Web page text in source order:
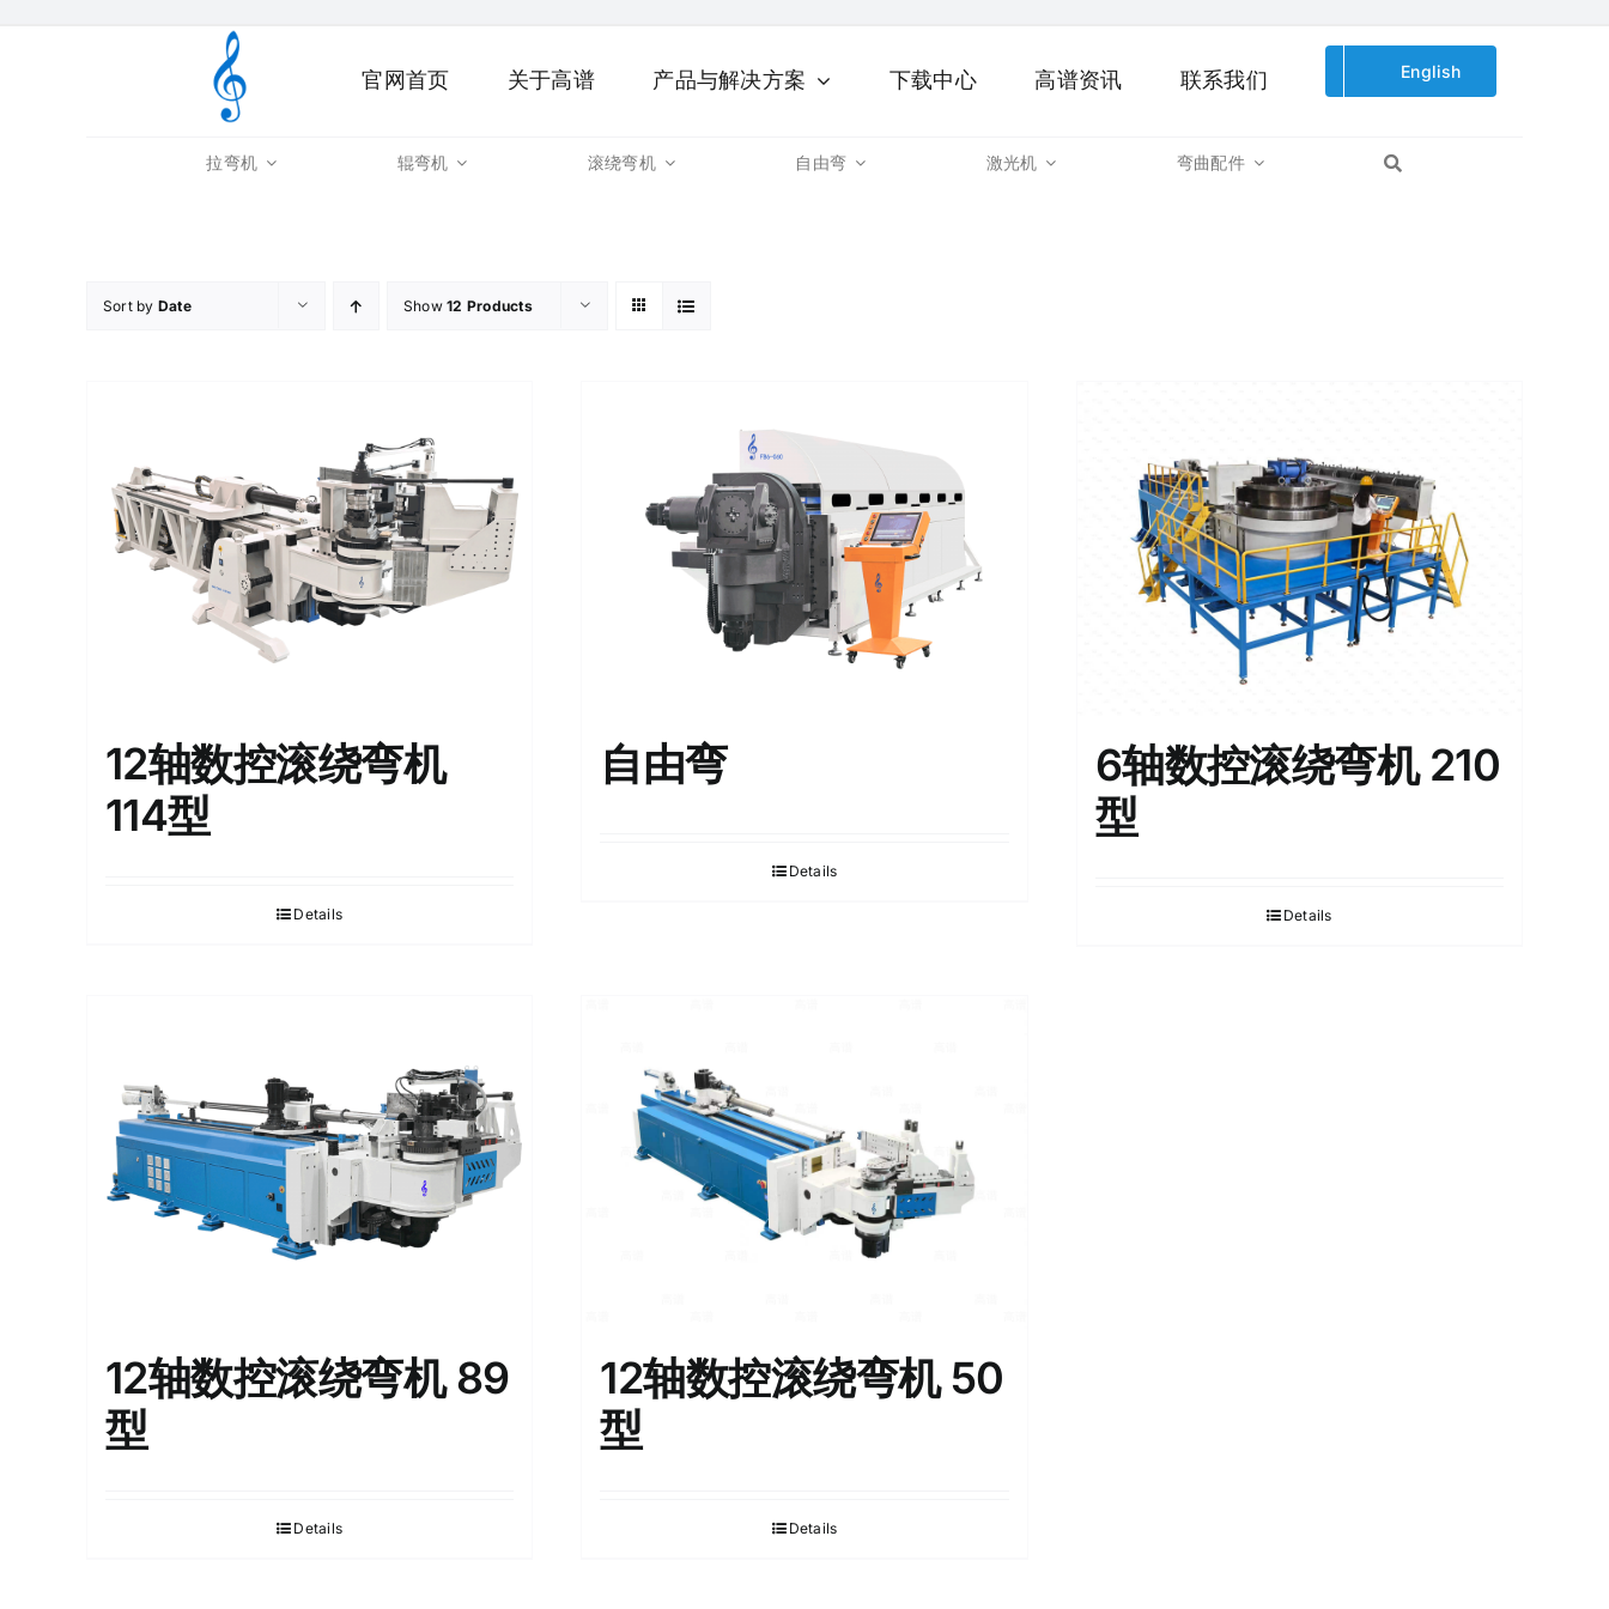
官网首页 关于高谱 产品与解决方案 下载中心 高谱资讯 联系我们 English
拉弯机 辊弯机 滚绕弯机 自由弯 激光机 弯曲配件
Sort by Date Show12 Products
12轴数控滚绕弯机
114型
Details
自由弯
Details
6轴数控滚绕弯机 210
型
Details
12轴数控滚绕弯机 89
型
Details
12轴数控滚绕弯机 50
型
Details